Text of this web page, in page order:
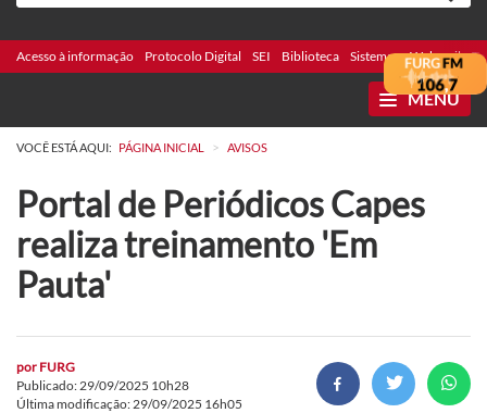
Acesso à informação Protocolo Digital SEI Biblioteca Sistemas Webmail
MENU
VOCÊ ESTÁ AQUI: PÁGINA INICIAL > AVISOS
Portal de Periódicos Capes
realiza treinamento 'Em
Pauta'
por FURG
Publicado: 29/09/2025 10h28
Última modificação: 29/09/2025 16h05